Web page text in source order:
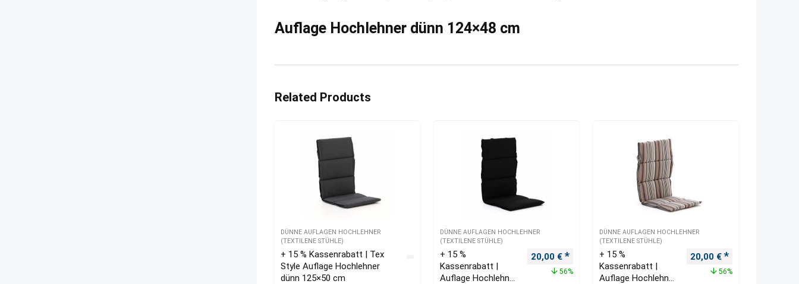
Auflage Hochlehner dünn 124×48 cm
Related Products
DÜNNE AUFLAGEN HOCHLEHNER
(TEXTILENE STÜHLE)
+ 15 % Kassenrabatt | Tex
Style Auflage Hochlehner
dünn 125×50 cm
DÜNNE AUFLAGEN HOCHLEHNER
(TEXTILENE STÜHLE)
+ 15 %
Kassenrabatt |
Auflage Hochlehner
Ursprünglicher Preis war: 45,00 €
20,00 € Aktueller Preis ist: 20,00 €.
56%
DÜNNE AUFLAGEN HOCHLEHNER
(TEXTILENE STÜHLE)
+ 15 %
Kassenrabatt |
Auflage Hochlehner
Ursprünglicher Preis
20,00 € Aktueller Preis
56%